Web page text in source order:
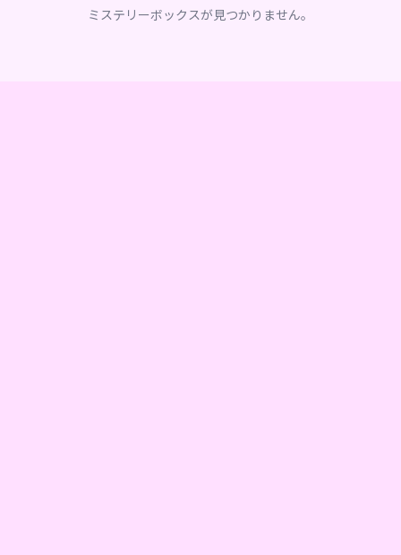
ミステリーボックスが見つかりません。